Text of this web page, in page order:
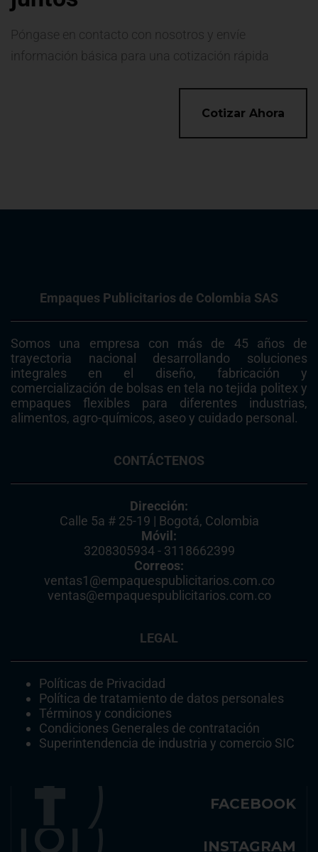
Póngase en contacto con nosotros y envíe
información básica para una cotización rápida
Cotizar Ahora
Empaques Publicitarios de Colombia SAS
Somos una empresa con más de 45 años de
trayectoria nacional desarrollando soluciones
integrales en el diseño, fabricación y
comercialización de bolsas en tela no tejida politex y
empaques flexibles para diferentes industrias,
alimentos, agro-químicos, aseo y cuidado personal.
CONTÁCTENOS
Dirección:
Calle 5a # 25-19 | Bogotá, Colombia
Móvil:
3208305934 - 3118662399
Correos:
ventas1@empaquespublicitarios.com.co
ventas@empaquespublicitarios.com.co
LEGAL
Políticas de Privacidad
Política de tratamiento de datos personales
Términos y condiciones
Condiciones Generales de contratación
Superintendencia de industria y comercio SIC
FACEBOOK
INSTAGRAM